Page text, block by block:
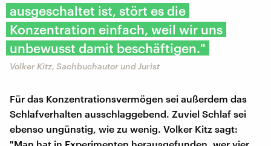
ausgeschaltet ist, stört es die
Konzentration einfach, weil wir uns
unbewusst damit beschäftigen."
Volker Kitz, Sachbuchautor und Jurist
Für das Konzentrationsvermögen sei außerdem das
Schlafverhalten ausschlaggebend. Zuviel Schlaf sei
ebenso ungünstig, wie zu wenig. Volker Kitz sagt: